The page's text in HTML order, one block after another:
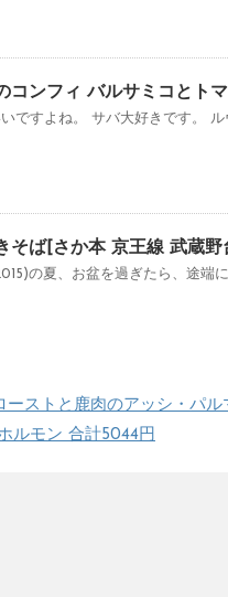
コンフィ バルサミコとト
ですよね。 サバ大好きです。
そば[さか本 京王線 武蔵野
の夏、お盆を過ぎたら、途端
ーストと鹿肉のアッシ・パ
ルモン 合計5044円